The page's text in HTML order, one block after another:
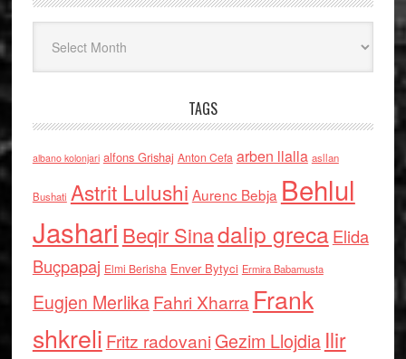
TAGS
albano kolonjari alfons Grishaj Anton Cefa arben llalla asllan
Bushati Astrit Lulushi Aurenc Bebja Behlul
Jashari Beqir Sinadalip grecaElida
Buçpapaj Elmi Berisha Enver Bytyci Ermira Babamusta
Eugjen MerlikaFahri Xharra Frank
shkreli Fritz radovaniGezim Llojdia Ilir